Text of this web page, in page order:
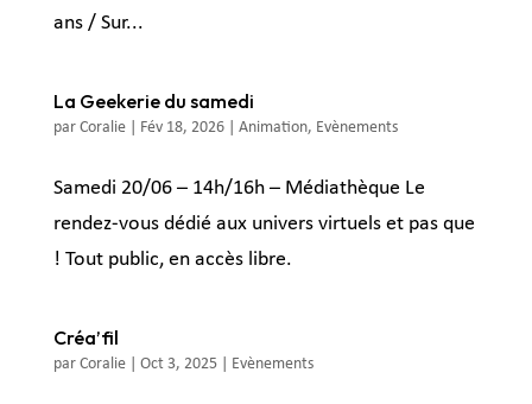
ans / Sur...
La Geekerie du samedi
par Coralie| Fév 18, 2026| Animation, Evènements
Samedi 20/06 – 14h/16h – Médiathèque Le
rendez-vous dédié aux univers virtuels et pas que
! Tout public, en accès libre.
Créa’fil
par Coralie| Oct 3, 2025| Evènements